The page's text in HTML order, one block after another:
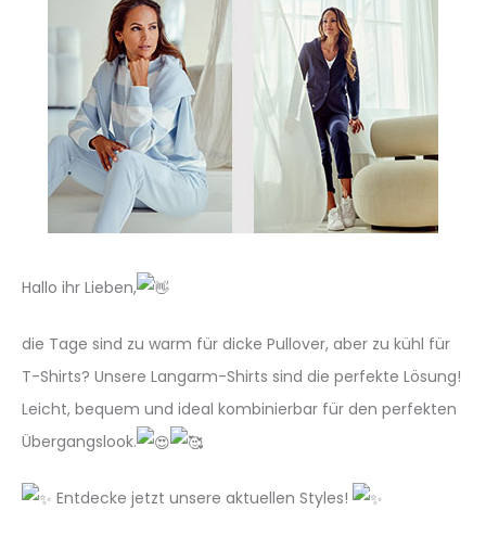
Hallo ihr Lieben,
die Tage sind zu warm für dicke Pullover, aber zu kühl für
T-Shirts? Unsere Langarm-Shirts sind die perfekte Lösung!
Leicht, bequem und ideal kombinierbar für den perfekten
Übergangslook.
Entdecke jetzt unsere aktuellen Styles!